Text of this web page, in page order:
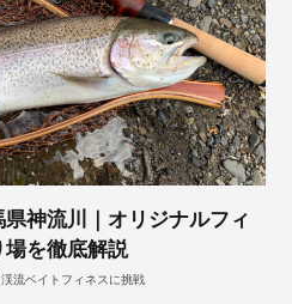
神流川｜オリジナルフィ
場を徹底解説
渓流ベイトフィネスに挑戦